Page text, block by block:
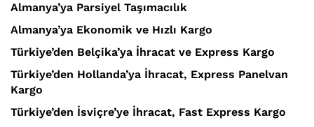
Almanya’ya Parsiyel Taşımacılık
Almanya’ya Ekonomik ve Hızlı Kargo
Türkiye’den Belçika’ya İhracat ve Express Kargo
Türkiye’den Hollanda’ya İhracat, Express Panelvan
Kargo
Türkiye’den İsviçre’ye İhracat, Fast Express Kargo